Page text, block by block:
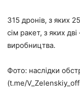
315 дронів, з яких
сім ракет, з яких
виробництва.
Фото: наслідки
(t.me/